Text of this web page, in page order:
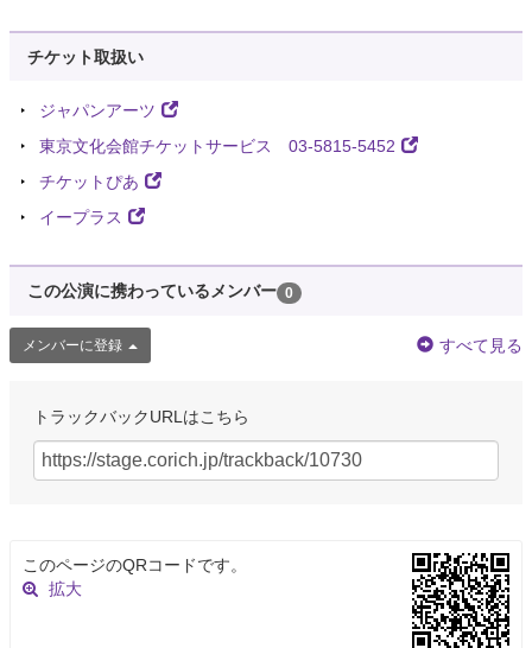
チケット取扱い
ジャパンアーツ
東京文化会館チケットサービス 03-5815-5452
チケットぴあ
イープラス
この公演に携わっているメンバー 0
メンバーに登録 すべて見る
トラックバックURLはこちら
このページのQRコードです。
拡大